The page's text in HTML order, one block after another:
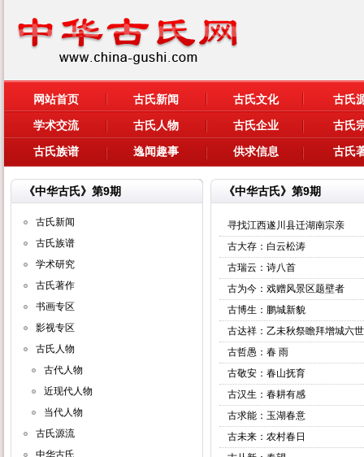
网站首页 古氏新闻 古氏文化
古氏
学术交流
古氏人物 古氏企业
古氏
古氏族谱
逸闻趣事 供求信息 古氏
《中华古氏》第9期
古氏新闻
古氏族谱
学术研究
古氏著作
书画专区
影视专区
古氏人物
古代人物
近现代人物
当代人物
古氏源流
中华古氏
《中华古氏》第9期
寻找江西遂川县迁湖南宗亲
古大存：白云松涛
古瑞云：诗八首
古为今：戏赠风景区题壁者
古博生：鹏城新貌
古达祥：乙未秋祭瞻拜增城六
古哲愚：春 雨
古敬安：春山抚育
古汉生：春耕有感
古求能：玉湖春意
古未来：农村春日